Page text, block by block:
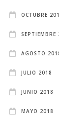
OCTUBRE
SEPTIEMBRE
AGOSTO
JULIO 2018
JUNIO 2018
MAYO 2018